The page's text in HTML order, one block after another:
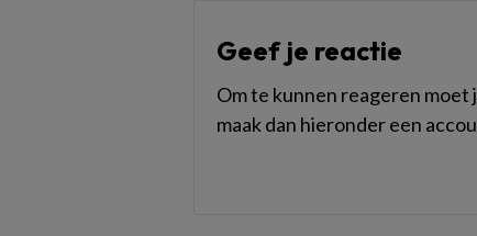
Geef je reactie
Om te kunnen reageren moet
maak dan hieronder een